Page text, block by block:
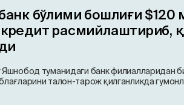
бўлими бошлиғи $120
расмийлаштириб,
туманидаги банк филиалларидан
талон-тарож қилганликда